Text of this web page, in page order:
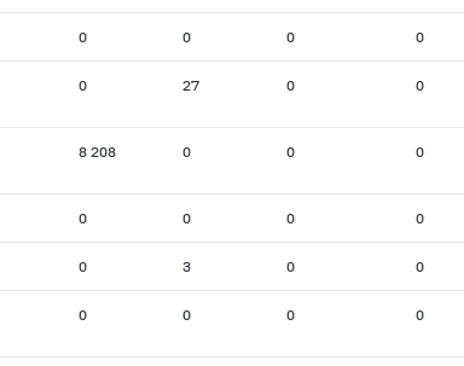
0 0 0 0
0 27 0 0
8 208 0 0 0
0 0 0 0
0 3 0 0
0 0 0 0